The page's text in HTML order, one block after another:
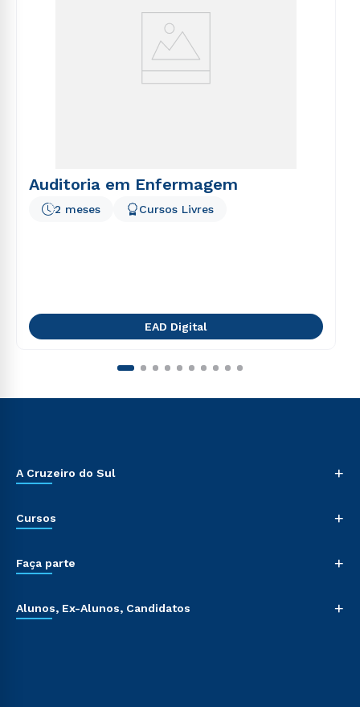
Auditoria em Enfermagem
2 meses Cursos Livres
EAD Digital
A Cruzeiro do Sul +
Cursos +
Faça parte +
Alunos, Ex-Alunos, Candidatos +